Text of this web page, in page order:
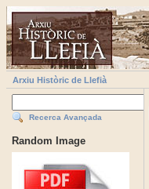
Arxiu Històric de Llefià
Recerca Avançada
Random Image